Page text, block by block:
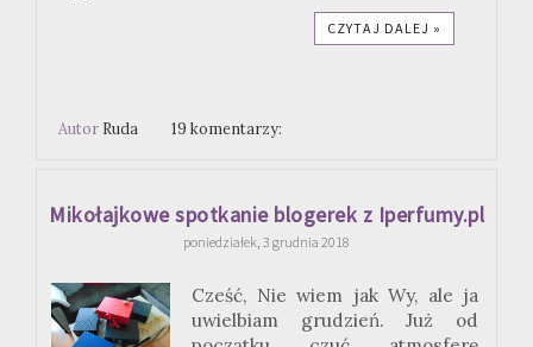
CZYTAJ DALEJ »
Autor Ruda 19 komentarzy:
Mikołajkowe spotkanie blogerek z Iperfumy.pl
poniedziałek, 3 grudnia 2018
Cześć, Nie wiem jak Wy, ale ja
uwielbiam grudzień. Już od